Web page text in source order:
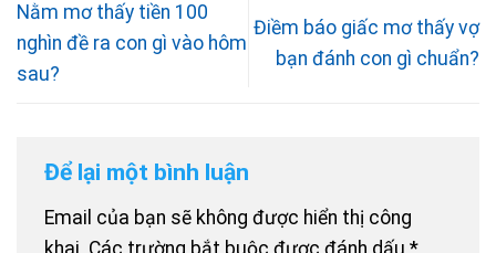
Nằm mơ thấy tiền 100
nghìn đề ra con gì vào hôm
sau?
Điềm báo giấc mơ thấy vợ
bạn đánh con gì chuẩn?
Để lại một bình luận
Email của bạn sẽ không được hiển thị công